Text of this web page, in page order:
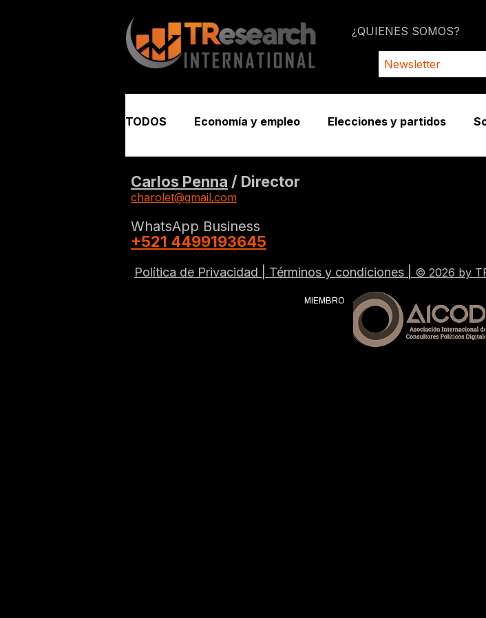
¿QUIENES SOMOS?
TODOS Economía y empleo Elecciones y partidos
Seguridad y justicia
Carlos Penna / Director
charolet@gmail.com
WhatsApp Business
+521 4499193645
Política de Privacidad | Términos y condiciones © 2026 by
MIEMBRO